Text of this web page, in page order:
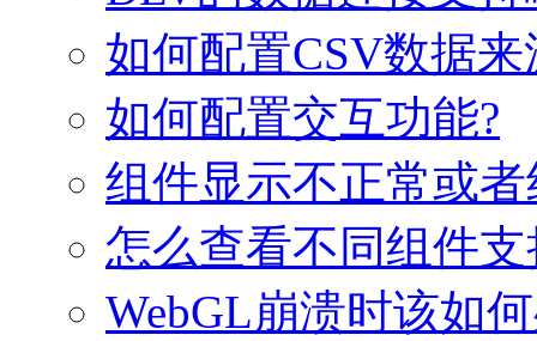
如何配置CSV数据来
如何配置交互功能?
组件显示不正常或
怎么查看不同组件
WebGL崩溃时该如